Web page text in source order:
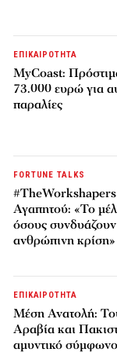
ΕΠΙΚΑΙΡΟΤΗΤΑ
MyCoast:
73.000 ευρώ για
παραλίες
FORTUNE TALKS
Αγαπητού: «Το
όσους
ανθρώπινη κρίση»
ΕΠΙΚΑΙΡΟΤΗΤΑ
Μέση Ανατολή:
Αραβία και
αμυντικό σύμφωνο